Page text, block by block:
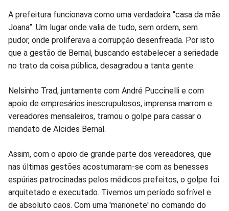
A prefeitura funcionava como uma verdadeira “casa da mãe
Joana”. Um lugar onde valia de tudo, sem ordem, sem
pudor, onde proliferava a corrupção desenfreada. Por isto
que a gestão de Bernal, buscando estabelecer a seriedade
no trato da coisa pública, desagradou a tanta gente.
Nelsinho Trad, juntamente com André Puccinelli e com
apoio de empresários inescrupulosos, imprensa marrom e
vereadores mensaleiros, tramou o golpe para cassar o
mandato de Alcides Bernal.
Assim, com o apoio de grande parte dos vereadores, que
nas últimas gestões acostumaram-se com as benesses
espúrias patrocinadas pelos médicos prefeitos, o golpe foi
arquitetado e executado. Tivemos um período sofrível e
de absoluto caos. Com uma 'marionete' no comando do